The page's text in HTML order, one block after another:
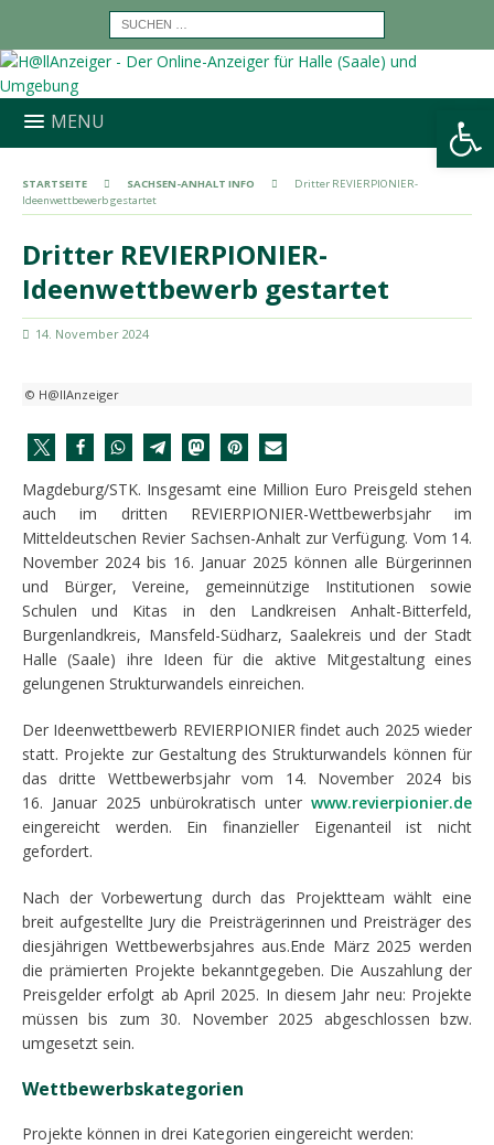
Werkzeugleiste öffnen
MENU
STARTSEITE SACHSEN-ANHALT INFO
Dritter REVIERPIONIER-
Ideenwettbewerb gestartet
Dritter REVIERPIONIER-
Ideenwettbewerb gestartet
14. November 2024
© H@llAnzeiger
Magdeburg/STK. Insgesamt eine Million Euro Preisgeld stehen
auch im dritten REVIERPIONIER-Wettbewerbsjahr im
Mitteldeutschen Revier Sachsen-Anhalt zur Verfügung. Vom 14.
November 2024 bis 16. Januar 2025 können alle Bürgerinnen
und Bürger, Vereine, gemein­nützige Institutionen sowie
Schulen und Kitas in den Landkreisen Anhalt-Bitterfeld,
Burgenlandkreis, Mansfeld-Südharz, Saalekreis und der Stadt
Halle (Saale) ihre Ideen für die aktive Mitgestaltung eines
gelungenen Strukturwandels einreichen.
Der Ideenwettbewerb REVIERPIONIER findet auch 2025 wieder
statt. Projekte zur Gestaltung des Strukturwandels können für
das dritte Wett­bewerbsjahr vom 14. November 2024 bis
16. Januar 2025 unbürokratisch unter www.revierpionier.de
eingereicht werden. Ein finanzieller Eigenan­teil ist nicht
gefordert.
Nach der Vorbewertung durch das Projektteam wählt eine
breit aufge­stellte Jury die Preisträgerinnen und Preisträger des
diesjährigen Wettbe­werbsjahres aus.Ende März 2025 werden
die prämierten Projekte bekanntgegeben. Die Auszahlung der
Preisgelder erfolgt ab April 2025. In diesem Jahr neu: Projekte
müssen bis zum 30. November 2025 abgeschlossen bzw.
umge­setzt sein.
Wettbewerbskategorien
Projekte können in drei Kategorien eingereicht werden: